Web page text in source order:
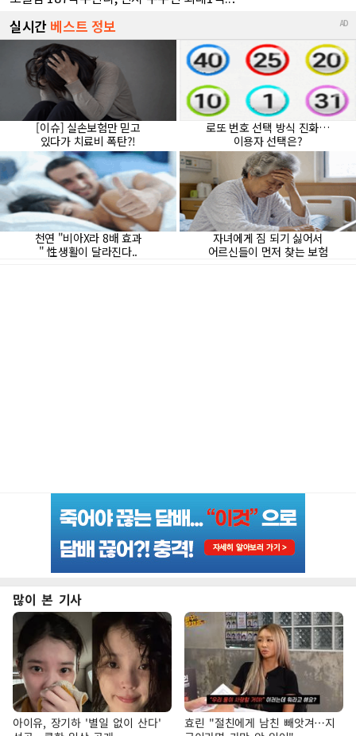
많이 본 기사
아이유, 장기하 '별일 없이 산다'
효린 "절친에게 남친 빼앗겨…지